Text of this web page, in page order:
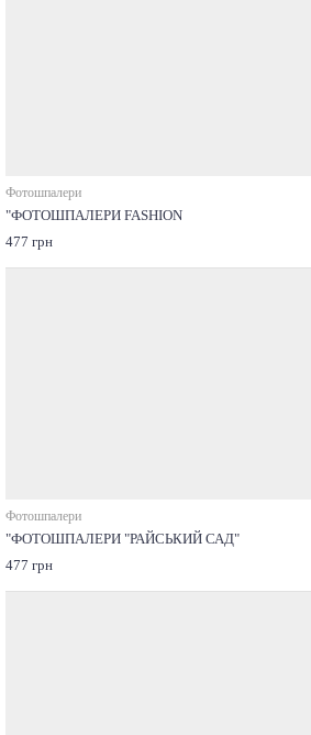
Фотошпалери
"ФОТОШПАЛЕРИ FASHION
477 грн
Фотошпалери
"ФОТОШПАЛЕРИ "РАЙСЬКИЙ САД"
477 грн